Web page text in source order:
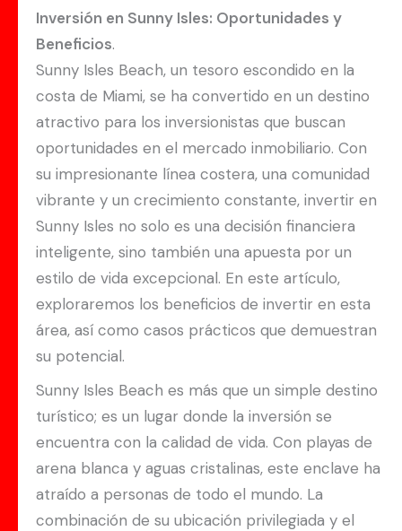
Inversión en Sunny Isles: Oportunidades y
Beneficios.
Sunny Isles Beach, un tesoro escondido en la
costa de Miami, se ha convertido en un destino
atractivo para los inversionistas que buscan
oportunidades en el mercado inmobiliario. Con
su impresionante línea costera, una comunidad
vibrante y un crecimiento constante, invertir en
Sunny Isles no solo es una decisión financiera
inteligente, sino también una apuesta por un
estilo de vida excepcional. En este artículo,
exploraremos los beneficios de invertir en esta
área, así como casos prácticos que demuestran
su potencial.
Sunny Isles Beach es más que un simple destino
turístico; es un lugar donde la inversión se
encuentra con la calidad de vida. Con playas de
arena blanca y aguas cristalinas, este enclave ha
atraído a personas de todo el mundo. La
combinación de su ubicación privilegiada y el